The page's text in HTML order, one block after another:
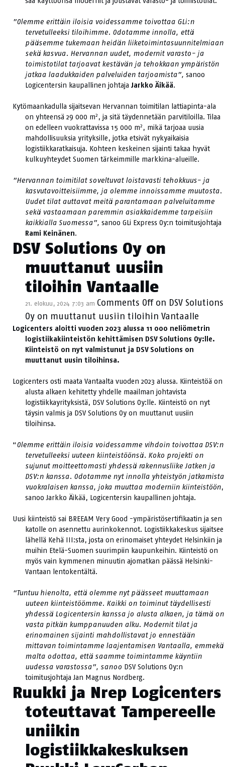
”Olemme erittäin iloisia voidessamme toivottaa GLi:n
tervetulleeksi tiloihimme. Odotamme innolla, että
pääsemme tukemaan heidän liiketoimintasuunnitelmiaan
sekä kasvua. Hervannan uudet, modernit varasto- ja
toimistotilat tarjoavat kestävän ja tehokkaan ympäristön
jatkaa laadukkaiden palveluiden tarjoamista”,sanoo
Logicentersin kaupallinen johtajaJarkko Äikää.
Kytömaankadulla sijaitsevan Hervannan toimitilan lattiapinta-ala
on yhteensä 29 000 m2 , ja sitä täydennetään parvitiloilla. Tilaa
on edelleen vuokrattavissa 15 000 m2 , mikä tarjoaa uusia
mahdollisuuksia yrityksille, jotka etsivät nykyaikaisia
logistiikkaratkaisuja. Kohteen keskeinen sijainti takaa hyvät
kulkuyhteydet Suomen tärkeimmille markkina-alueille.
”Hervannan toimitilat soveltuvat loistavasti tehokkuus- ja
kasvutavoitteisiimme, ja olemme innoissamme muutosta.
Uudet tilat auttavat meitä parantamaan palveluitamme
sekä vastaamaan paremmin asiakkaidemme tarpeisiin
kaikkialla Suomessa”,sanoo GLi Express Oy:n toimitusjohtaja
Rami Keinänen.
DSV Solutions Oy on
muuttanut uusiin
tiloihin Vantaalle
21. elokuu, 2024 7:03 am Comments Offon DSV Solutions
Oy on muuttanut uusiin tiloihin Vantaalle
Logicenters aloitti vuoden 2023 alussa 11 000 neliömetrin
logistiikakiinteistön kehittämisen DSV Solutions Oy:lle.
Kiinteistö on nyt valmistunut ja DSV Solutions on
muuttanut uusin tiloihinsa.
Logicenters osti maata Vantaalta vuoden 2023 alussa. Kiinteistöä on
alusta alkaen kehitetty yhdelle maailman johtavista
logistiikkayrityksistä, DSV Solutions Oy:lle. Kiinteistö on nyt
täysin valmis ja DSV Solutions Oy on muuttanut uusiin
tiloihinsa.
“Olemme erittäin iloisia voidessamme vihdoin toivottaa DSV:n
tervetulleeksi uuteen kiinteistöönsä. Koko projekti on
sujunut moitteettomasti yhdessä rakennusliike Jatken ja
DSV:n kanssa. Odotamme nyt innolla yhteistyön jatkamista
vuokralaisen kanssa, joka muuttaa moderniin kiinteistöön,
sanoo Jarkko Äikää, Logicentersin kaupallinen johtaja.
Uusi kiinteistö sai BREEAM Very Good -ympäristösertifikaatin ja sen
katolle on asennettu aurinkokennot. Logistiikkakeskus sijaitsee
lähellä Kehä III:sta, josta on erinomaiset yhteydet Helsinkiin ja
muihin Etelä-Suomen suurimpiin kaupunkeihin. Kiinteistö on
myös vain kymmenen minuutin ajomatkan päässä Helsinki-
Vantaan lentokentältä.
“Tuntuu hienolta, että olemme nyt päässeet muuttamaan
uuteen kiinteistöömme. Kaikki on toiminut täydellisesti
yhdessä Logicentersin kanssa jo alusta alkaen, ja tämä on
vasta pitkän kumppanuuden alku. Modernit tilat ja
erinomainen sijainti mahdollistavat jo ennestään
mittavan toimintamme laajentamisen Vantaalla, emmekä
malta odottaa, että saamme toimintamme käyntiin
uudessa varastossa”, sanoo DSV Solutions Oy:n
toimitusjohtaja Jan Magnus Nordberg.
Ruukki ja Nrep Logicenters
toteuttavat Tampereelle
uniikin
logistiikkakeskuksen